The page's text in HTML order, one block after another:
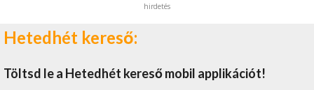
hirdetés
Hetedhét kereső:
Töltsd le a Hetedhét kereső mobil applikációt!